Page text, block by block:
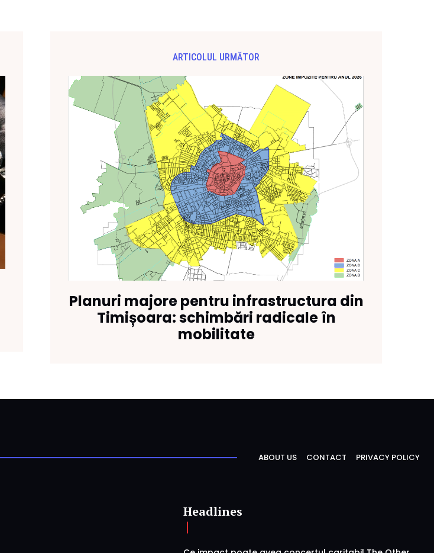
ARTICOLUL URMĂTOR
Planuri majore pentru infrastructura din
Timișoara: schimbări radicale în
mobilitate
ABOUT US CONTACT PRIVACY POLICY
Headlines